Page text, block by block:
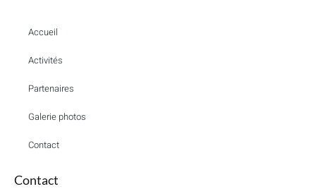
Accueil
Activités
Partenaires
Galerie photos
Contact
Contact